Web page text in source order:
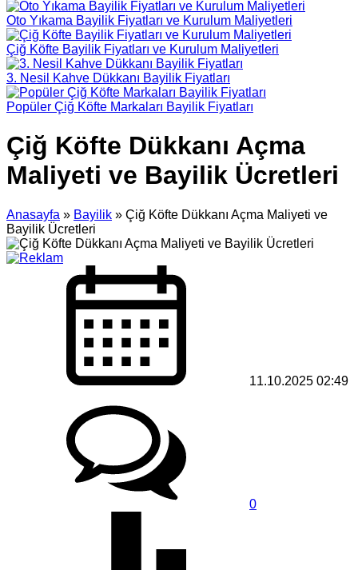
Oto Yıkama Bayilik Fiyatları ve Kurulum Maliyetleri
Çiğ Köfte Bayilik Fiyatları ve Kurulum Maliyetleri
3. Nesil Kahve Dükkanı Bayilik Fiyatları
Popüler Çiğ Köfte Markaları Bayilik Fiyatları
Çiğ Köfte Dükkanı Açma
Maliyeti ve Bayilik Ücretleri
Anasayfa » Bayilik » Çiğ Köfte Dükkanı Açma Maliyeti ve
Bayilik Ücretleri
11.10.2025 02:49
0